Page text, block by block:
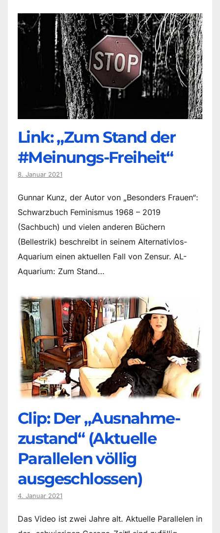
Link: „Zum Stand der
#Meinungs-Freiheit“
8. Januar 2021
Gunnar Kunz, der Autor von „Besonders Frauen“:
Schwarzbuch Feminismus 1968 – 2019
(Sachbuch) und vielen anderen Büchern
(Bellestrik) beschreibt in seinem Alternativlos-
Aquarium einen aktuellen Fall von Zensur. AL-
Aquarium: Zum Stand…
Clip: Der „Ausnahme-
zustand“ (Aktuelle
Parallelen völlig
ausgeschlossen)
4. Januar 2021
Das Video ist zwei Jahre alt. Aktuelle Parallelen in